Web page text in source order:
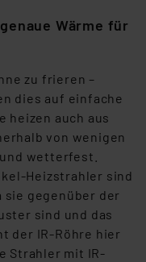
ist durch Klick auf
abrufbar. Sie
Cookies
zustimmen. Ihre
unter dem
oder widerrufen.
Abrufung und
Auswertung und
bleibt hiervon
können dazu
längerfristig
erneut
Wärme für
zu frieren –
dies auf einfache
heizen auch aus
von wenigen
wetterfest.
Heizstrahler sind
sie gegenüber der
sind und das
der IR-Röhre hier
Strahler mit IR-